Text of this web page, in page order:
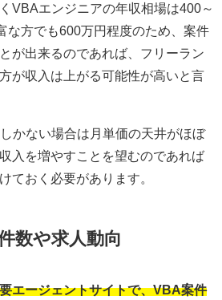
VBAエンジニアの年収相場は400～
な方でも600万円程度のため、案件
が出来るのであれば、フリーラン
が収入は上がる可能性が高いと言
かない場合は月単価の天井がほぼ
入を増やすことを望むのであれば
ておく必要があります。
数や求人動向
エージェントサイトで、VBA案件